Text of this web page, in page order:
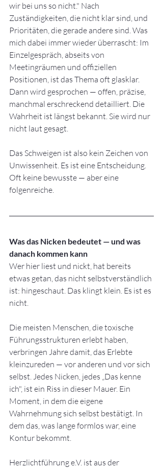
wir bei uns so nicht." Nach
Zuständigkeiten, die nicht klar sind, und
Prioritäten, die gerade andere sind. Was
mich dabei immer wieder überrascht: Im
Einzelgespräch, abseits von
Meetingräumen und offiziellen
Positionen, ist das Thema oft glasklar.
Dann wird gesprochen — offen, präzise,
manchmal erschreckend detailliert. Die
Wahrheit ist längst bekannt. Sie wird nur
nicht laut gesagt.
Das Schweigen ist also kein Zeichen von
Unwissenheit. Es ist eine Entscheidung.
Oft keine bewusste — aber eine
folgenreiche.
Was das Nicken bedeutet — und was
danach kommen kann
Wer hier liest und nickt, hat bereits
etwas getan, das nicht selbstverständlich
ist: hingeschaut. Das klingt klein. Es ist es
nicht.
Die meisten Menschen, die toxische
Führungsstrukturen erlebt haben,
verbringen Jahre damit, das Erlebte
kleinzureden — vor anderen und vor sich
selbst. Jedes Nicken, jedes „Das kenne
ich", ist ein Riss in dieser Mauer. Ein
Moment, in dem die eigene
Wahrnehmung sich selbst bestätigt. In
dem das, was lange formlos war, eine
Kontur bekommt.
Herzlichtführung e.V. ist aus der